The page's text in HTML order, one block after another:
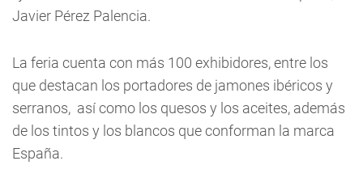
Javier Pérez Palencia.
La feria cuenta con más 100 exhibidores, entre los
que destacan los portadores de jamones ibéricos y
serranos, así como los quesos y los aceites, además
de los tintos y los blancos que conforman la marca
España.